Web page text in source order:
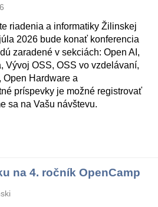
riadenia a informatiky Žilinskej
2026 bude konať konferencia
zaradené v sekciách: Open AI,
Vývoj OSS, OSS vo vzdelávaní,
Open Hardware a
príspevky je možné registrovať
sa na Vašu návštevu.
na 4. ročník OpenCamp